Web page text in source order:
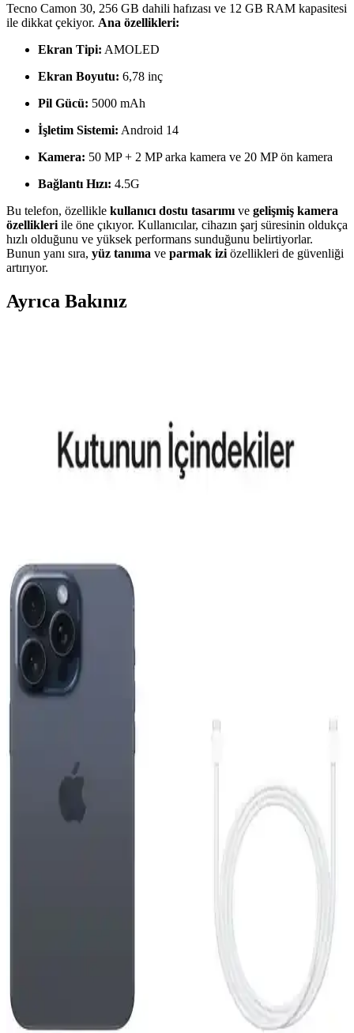
Tecno Camon 30, 256 GB dahili hafızası ve 12 GB RAM kapasitesi
ile dikkat çekiyor. Ana özellikleri:
Ekran Tipi: AMOLED
Ekran Boyutu: 6,78 inç
Pil Gücü: 5000 mAh
İşletim Sistemi: Android 14
Kamera: 50 MP + 2 MP arka kamera ve 20 MP ön kamera
Bağlantı Hızı: 4.5G
Bu telefon, özellikle kullanıcı dostu tasarımı ve gelişmiş kamera
özellikleri ile öne çıkıyor. Kullanıcılar, cihazın şarj süresinin oldukça
hızlı olduğunu ve yüksek performans sunduğunu belirtiyorlar.
Bunun yanı sıra, yüz tanıma ve parmak izi özellikleri de güvenliği
artırıyor.
Ayrıca Bakınız
tasarım ve fonksiyonellik açısından bilgiler içerir.
Reeder P13 Blue Max 2022 ve Lite 2022
Modellerinin Karşılaştırması ve Özellikleri
General Mobile GM 23 SE ve Casper VIA X40 Akıllı
Telefon Modellerinin Detaylı Karşılaştırması
İki telefonun ekran, pil, kamera ve performans özelliklerini
karşılaştırıyoruz. Günlük kullanımda avantajlar ve sınırlamalar
hakkında kapsamlı bilgi sunuyoruz.
Apple iPhone Air 512 GB Pamuk Beyazı: Hafif
Tasarım ve Yüksek Performanslı Akıllı Telefon
Apple iPhone Air 512 GB, ince ve hafif tasarımı, güçlü ekran ve
gelişmiş kamera sistemiyle günlük kullanımda yüksek performans
sunar.
Reeder S19 Max Beyaz Akıllı Telefon Günlük
Kullanım ve Özellikleri Detaylı İnceleme
Reeder S19 Max, şık tasarım, güçlü performans ve dayanıklılığıyla
günlük kullanım için ideal bir akıllı telefon. 4GB RAM ve 64GB
avantajlarıyla günlük ve profesyonel kullanımda fark yaratıyor.
Reeder S19 Max ve Pro Modellerinin Detaylı
Karşılaştırması 2023